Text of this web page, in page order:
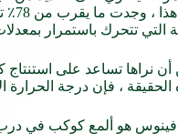
التي تتحرك باستمرار
الأساسية للأرض هي حوالي 6000 درجة
هو ألمع كوكب في درب